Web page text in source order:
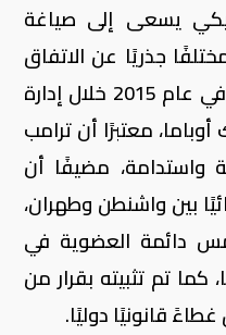
يسعى إلى صياغة
جذريًا عن الاتفاق
النووي الذي تم التوصل إليه في عام 2015 خلال إدارة
معتبرًا أن ترامب
واستدامة، مضيفًا أن
ثنائيًا بين واشنطن وطهران،
دائمة العضوية في
كما تم تثبيته بقرار من
قانونيًا دوليًا.